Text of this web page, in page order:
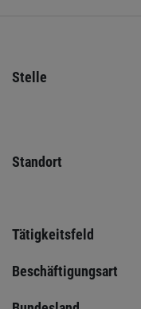
Stelle
Standort
Tätigkeitsfeld
Beschäftigungsart